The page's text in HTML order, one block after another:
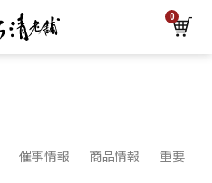
0
催事情報 商品情報 重要